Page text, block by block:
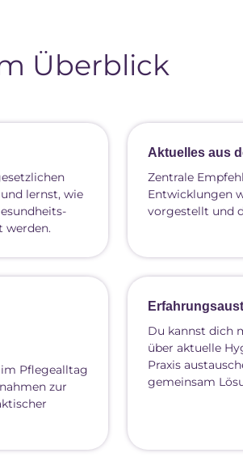
Überblick
lernst, wie
werden.
Aktuelles aus
Zentrale
Entwicklungen
vorgestellt und
Pflegealltag
zur
Du kannst dich
über aktuelle
Praxis
gemeinsam